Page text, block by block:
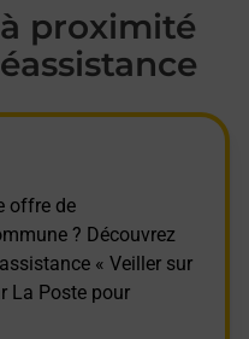
proximité
offre de
? Découvrez
« Veiller sur
La Poste pour